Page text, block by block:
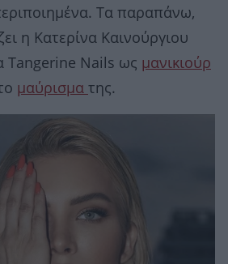
Τα παραπάνω,
η Κατερίνα Καινούργιου
Tangerine Nails ως μανικιούρ
μαύρισμα της.